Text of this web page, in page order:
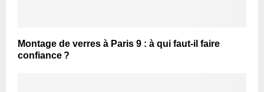
Montage de verres à Paris 9 : à qui faut-il faire
confiance ?